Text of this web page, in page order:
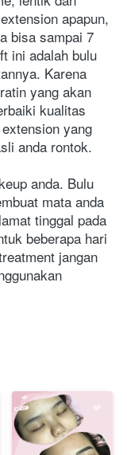
apapun,
bisa sampai 7
ini adalah bulu
Karena
yang akan
kualitas
yang
anda rontok.
anda. Bulu
mata anda
tinggal pada
beberapa hari
jangan